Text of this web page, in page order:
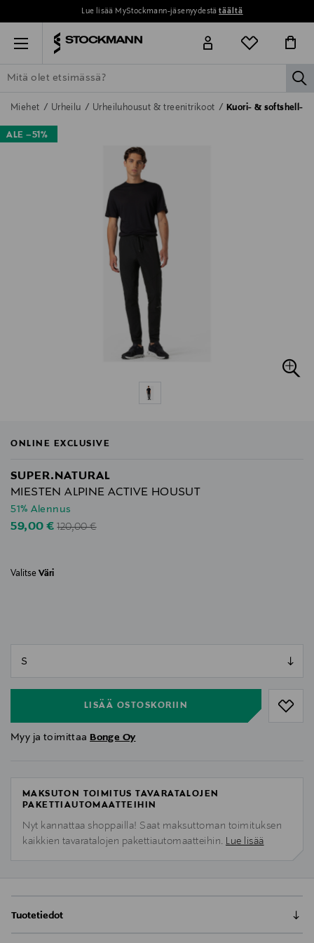
Lue lisää MyStockmann-jäsenyydestätäältä
Menu
ETSI KAIKKI NAISET MIEHET LAPSET KOTI
Miehet Urheilu Urheiluhousut & treenitrikoot Kuori- & softshell-
ALE –51%
ONLINE EXCLUSIVE
SUPER.NATURAL
MIESTEN ALPINE ACTIVE HOUSUT
51% Alennus
Discounted Price
59,00 €Original Price
120,00 €
Valitse Väri
LISÄÄ OSTOSKORIIN
Myy ja toimittaa Bonge Oy
MAKSUTON TOIMITUS TAVARATALOJEN
PAKETTIAUTOMAATTEIHIN
Nyt kannattaa shoppailla! Saat maksuttoman toimituksen
kaikkien tavaratalojen pakettiautomaatteihin. Lue lisää
Tuotetiedot